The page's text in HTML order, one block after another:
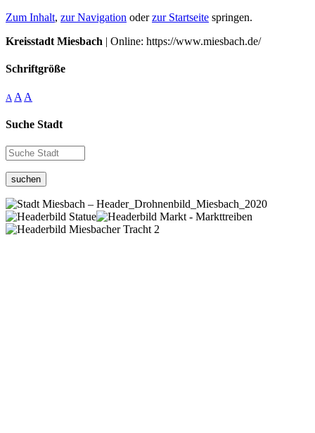
Zum Inhalt, zur Navigation oderzur Startseite springen.
Kreisstadt Miesbach | Online: https://www.miesbach.de/
Schriftgröße
A A A
Suche Stadt
suchen